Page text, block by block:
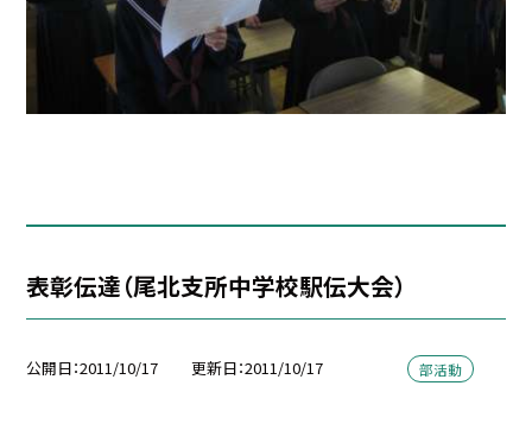
表彰伝達（尾北支所中学校駅伝大会）
公開日 2011/10/17 更新日 2011/10/17 部活動